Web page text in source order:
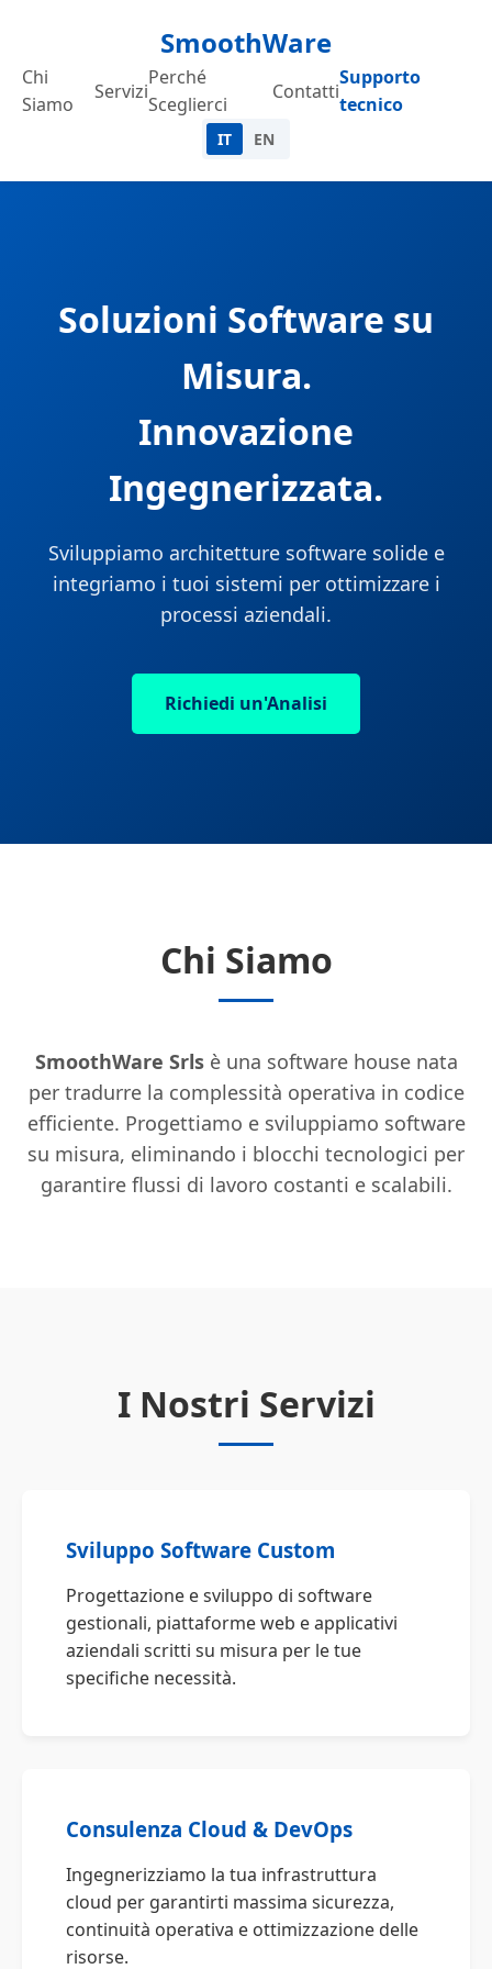
SmoothWare
Chi
Siamo
Servizi
Perché
Sceglierci
Contatti
Supporto
tecnico
IT EN
Soluzioni Software su
Misura.
Innovazione
Ingegnerizzata.
Sviluppiamo architetture software solide e
integriamo i tuoi sistemi per ottimizzare i
processi aziendali.
Richiedi un'Analisi
Chi Siamo
SmoothWare Srlsè una software house nata
per tradurre la complessità operativa in codice
efficiente. Progettiamo e sviluppiamo software
su misura, eliminando i blocchi tecnologici per
garantire flussi di lavoro costanti e scalabili.
I Nostri Servizi
Sviluppo Software Custom
Progettazione e sviluppo di software
gestionali, piattaforme web e applicativi
aziendali scritti su misura per le tue
specifiche necessità.
Consulenza Cloud & DevOps
Ingegnerizziamo la tua infrastruttura
cloud per garantirti massima sicurezza,
continuità operativa e ottimizzazione delle
risorse.